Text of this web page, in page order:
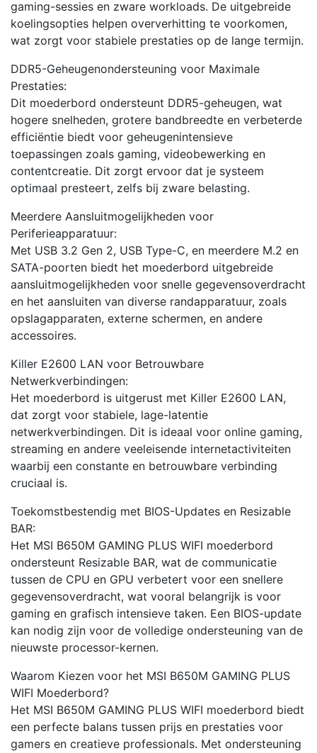
gaming-sessies en zware workloads. De uitgebreide
koelingsopties helpen oververhitting te voorkomen,
wat zorgt voor stabiele prestaties op de lange termijn.
DDR5-Geheugenondersteuning voor Maximale
Prestaties:
Dit moederbord ondersteunt DDR5-geheugen, wat
hogere snelheden, grotere bandbreedte en verbeterde
efficiëntie biedt voor geheugenintensieve
toepassingen zoals gaming, videobewerking en
contentcreatie. Dit zorgt ervoor dat je systeem
optimaal presteert, zelfs bij zware belasting.
Meerdere Aansluitmogelijkheden voor
Periferieapparatuur:
Met USB 3.2 Gen 2, USB Type-C, en meerdere M.2 en
SATA-poorten biedt het moederbord uitgebreide
aansluitmogelijkheden voor snelle gegevensoverdracht
en het aansluiten van diverse randapparatuur, zoals
opslagapparaten, externe schermen, en andere
accessoires.
Killer E2600 LAN voor Betrouwbare
Netwerkverbindingen:
Het moederbord is uitgerust met Killer E2600 LAN,
dat zorgt voor stabiele, lage-latentie
netwerkverbindingen. Dit is ideaal voor online gaming,
streaming en andere veeleisende internetactiviteiten
waarbij een constante en betrouwbare verbinding
cruciaal is.
Toekomstbestendig met BIOS-Updates en Resizable
BAR:
Het MSI B650M GAMING PLUS WIFI moederbord
ondersteunt Resizable BAR, wat de communicatie
tussen de CPU en GPU verbetert voor een snellere
gegevensoverdracht, wat vooral belangrijk is voor
gaming en grafisch intensieve taken. Een BIOS-update
kan nodig zijn voor de volledige ondersteuning van de
nieuwste processor-kernen.
Waarom Kiezen voor het MSI B650M GAMING PLUS
WIFI Moederbord?
Het MSI B650M GAMING PLUS WIFI moederbord biedt
een perfecte balans tussen prijs en prestaties voor
gamers en creatieve professionals. Met ondersteuning